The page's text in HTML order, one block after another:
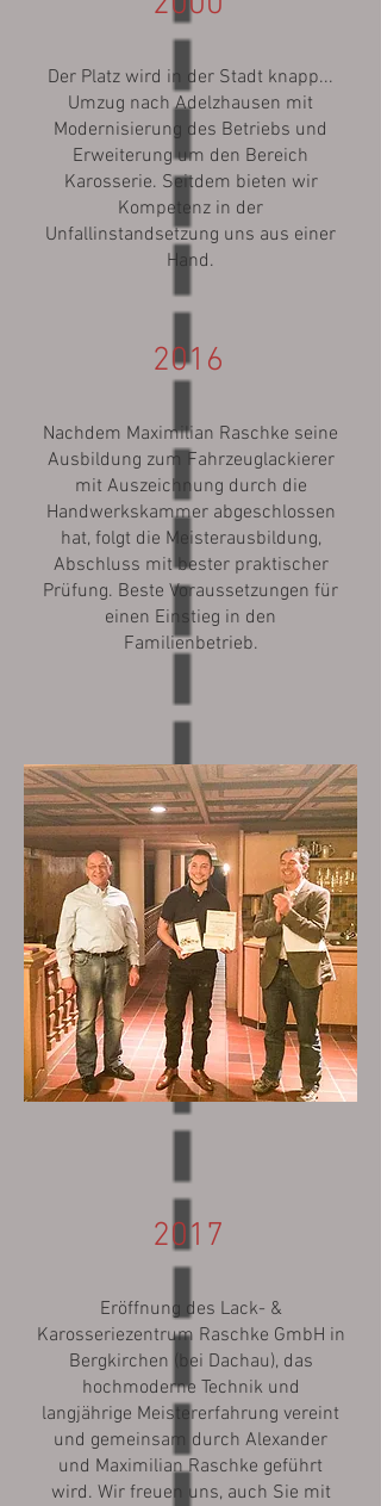
Der Platz wird in der Stadt knapp...
Umzug nach Adelzhausen mit
Modernisierung des Betriebs und
Erweiterung um den Bereich
Karosserie. Seitdem bieten wir
Kompetenz in der
Unfallinstandsetzung uns aus einer
Hand.
2016
Nachdem Maximilian Raschke seine
Ausbildung zum Fahrzeuglackierer
mit Auszeichnung durch die
Handwerkskammer abgeschlossen
hat, folgt die Meisterausbildung,
Abschluss mit bester praktischer
Prüfung. Beste Voraussetzungen für
einen Einstieg in den
Familienbetrieb.
2017
Eröffnung des Lack- &
Karosseriezentrum Raschke GmbH in
Bergkirchen (bei Dachau), das
hochmoderne Technik und
langjährige Meistererfahrung vereint
und gemeinsam durch Alexander
und Maximilian Raschke geführt
wird. Wir freuen uns, auch Sie mit